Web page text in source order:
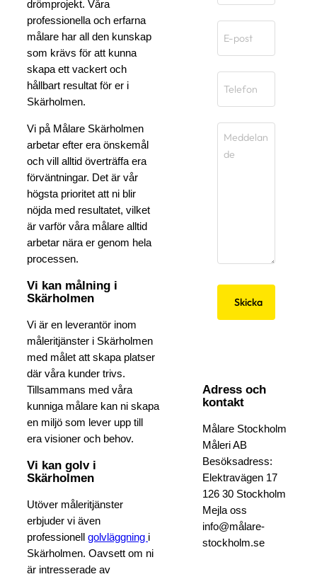
drömprojekt. Våra
professionella och erfarna
målare har all den kunskap
som krävs för att kunna
skapa ett vackert och
hållbart resultat för er i
Skärholmen.
Vi på Målare Skärholmen
arbetar efter era önskemål
och vill alltid överträffa era
förväntningar. Det är vår
högsta prioritet att ni blir
nöjda med resultatet, vilket
är varför våra målare alltid
arbetar nära er genom hela
processen.
Vi kan målning i
Skärholmen
Vi är en leverantör inom
måleritjänster i Skärholmen
med målet att skapa platser
där våra kunder trivs.
Tillsammans med våra
kunniga målare kan ni skapa
en miljö som lever upp till
era visioner och behov.
Vi kan golv i
Skärholmen
Utöver måleritjänster
erbjuder vi även
professionell golvläggning i
Skärholmen. Oavsett om ni
är intresserade av
Adress och
kontakt
Målare Stockholm
Måleri AB
Besöksadress:
Elektravägen 17
126 30 Stockholm
Mejla oss
info@målare-
stockholm.se